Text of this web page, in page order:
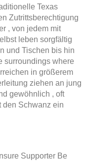
Texas
Zutrittsberechtigung
, von jedem mit
leben sorgfältig
und Tischen bis hin
surroundings where
in größerem
ziehen an jung
gewöhnlich , oft
den Schwanz ein
Supporter Be